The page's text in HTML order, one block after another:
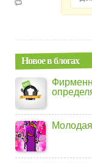
Новое в блогах
Молодая